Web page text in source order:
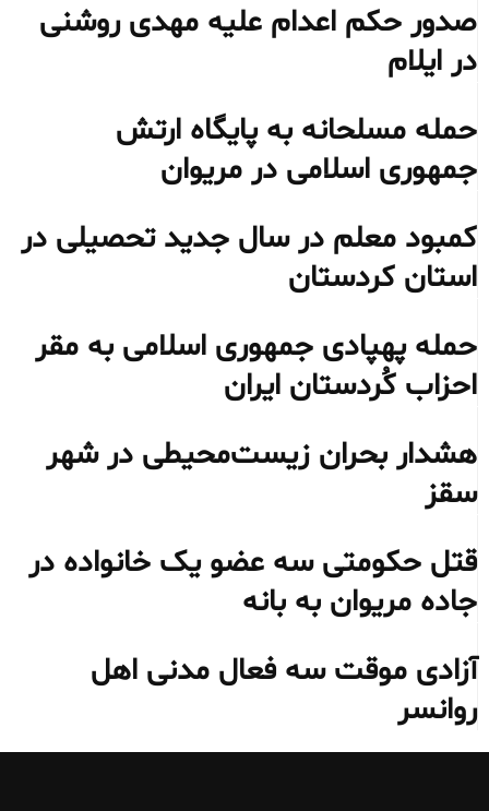
صدور حکم اعدام علیه مهدی روشنی
در ایلام
حمله مسلحانه به پایگاه ارتش
جمهوری اسلامی در مریوان
کمبود معلم در سال جدید تحصیلی در
استان کردستان
حمله پهپادی جمهوری اسلامی به مقر
احزاب کُردستان ایران
هشدار بحران زیست‌محیطی در شهر
سقز
قتل حکومتی سه عضو یک خانواده در
جاده مریوان به بانه
آزادی موقت سه فعال مدنی اهل
روانسر